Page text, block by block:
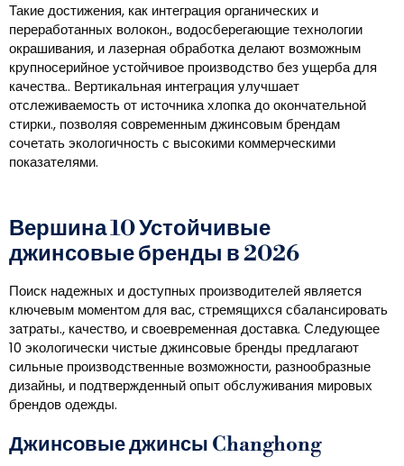
Такие достижения, как интеграция органических и
переработанных волокон., водосберегающие технологии
окрашивания, и лазерная обработка делают возможным
крупносерийное устойчивое производство без ущерба для
качества.. Вертикальная интеграция улучшает
отслеживаемость от источника хлопка до окончательной
стирки., позволяя современным джинсовым брендам
сочетать экологичность с высокими коммерческими
показателями.
Вершина 10 Устойчивые
джинсовые бренды в 2026
Поиск надежных и доступных производителей является
ключевым моментом для вас, стремящихся сбалансировать
затраты., качество, и своевременная доставка. Следующее
10 экологически чистые джинсовые бренды предлагают
сильные производственные возможности, разнообразные
дизайны, и подтвержденный опыт обслуживания мировых
брендов одежды.
Джинсовые джинсы Changhong